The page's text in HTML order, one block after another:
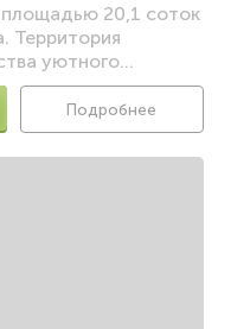
площадью 20,1 соток
Территория
уютного...
Подробнее